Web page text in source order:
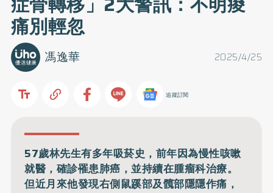
痛別輕忽
2025/4/25
馮逸華
追蹤訂閱
57歲林先生有多年吸菸史，前年因為慢性咳嗽
就醫，確診罹患肺癌，並持續在腫瘤科治療。
但近月來他發現右側鼠蹊部及髖部隱隱作痛，